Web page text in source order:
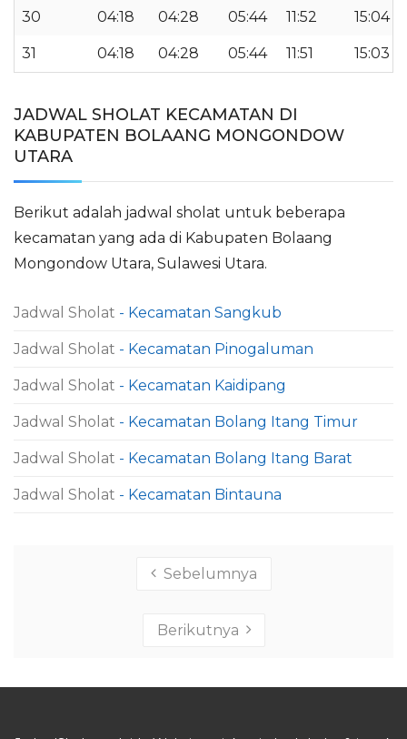
30 04:18 04:28 05:44 11:52 15:04
31 04:18 04:28 05:44 11:51 15:03
JADWAL SHOLAT KECAMATAN DI
KABUPATEN BOLAANG MONGONDOW
UTARA
Berikut adalah jadwal sholat untuk beberapa
kecamatan yang ada di Kabupaten Bolaang
Mongondow Utara, Sulawesi Utara.
Jadwal Sholat - Kecamatan Sangkub
Jadwal Sholat - Kecamatan Pinogaluman
Jadwal Sholat - Kecamatan Kaidipang
Jadwal Sholat - Kecamatan Bolang Itang Timur
Jadwal Sholat - Kecamatan Bolang Itang Barat
Jadwal Sholat - Kecamatan Bintauna
Sebelumnya
Berikutnya